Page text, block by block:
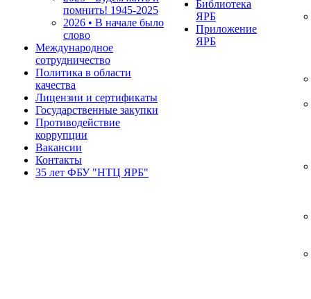
помнить! 1945-2025
2026 • В начале было
слово
Международное
сотрудничество
Политика в области
качества
Лицензии и сертификаты
Государственные закупки
Противодействие
коррупции
Вакансии
Контакты
35 лет ФБУ "НТЦ ЯРБ"
Библиотека
ЯРБ
Приложение
ЯРБ